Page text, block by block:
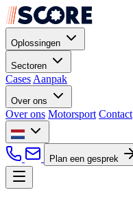
Oplossingen
Sectoren
Cases Aanpak
Over ons
Over ons Motorsport Contact
Plan een gesprek